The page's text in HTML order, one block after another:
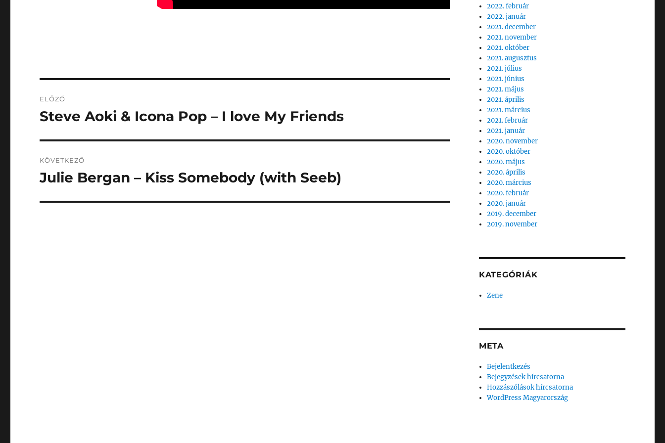
navigáció
ELŐZŐ
Korábbi
Steve Aoki & Icona Pop – I love My Friends
KÖVETKEZŐ
Következő
Julie Bergan – Kiss Somebody (with Seeb)
2022. február
2022. január
2021. december
2021. november
2021. október
2021. augusztus
2021. július
2021. június
2021. május
2021. április
2021. március
2021. február
2021. január
2020. november
2020. október
2020. május
2020. április
2020. március
2020. február
2020. január
2019. december
2019. november
KATEGÓRIÁK
Zene
META
Bejelentkezés
Bejegyzések hírcsatorna
Hozzászólások hírcsatorna
WordPress Magyarország